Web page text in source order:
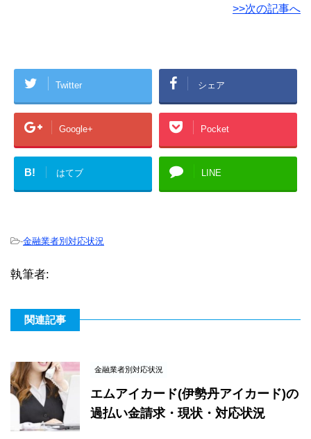
>>次の記事へ
Twitter シェア
Google+ Pocket
B! はてブ LINE
-金融業者別対応状況
執筆者:
関連記事
金融業者別対応状況
エムアイカード(伊勢丹アイカード)の
過払い金請求・現状・対応状況